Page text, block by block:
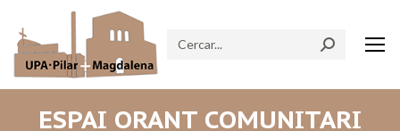
Search:
ESPAI ORANT COMUNITARI